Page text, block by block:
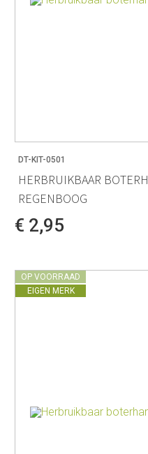
DT-KIT-0501
HERBRUIKBAAR
REGENBOOG
€ 2,95
OP VOORRAAD
EIGEN MERK